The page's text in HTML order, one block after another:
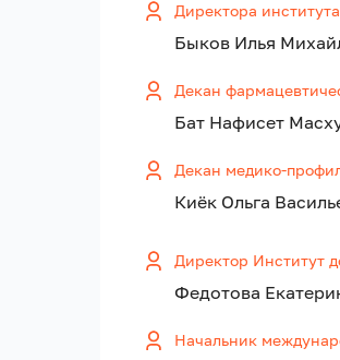
Директора
Быков Илья
Декан
Бат Нафисет
Декан медико-
Киёк Ольга
Директор Институт
Федотова
Начальник